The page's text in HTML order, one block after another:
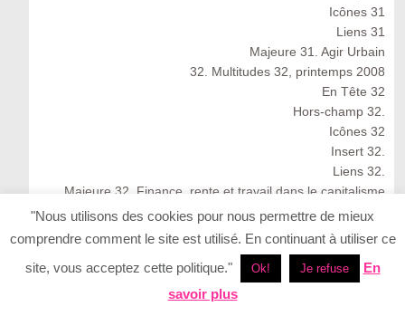
Icônes 31
Liens 31
Majeure 31. Agir Urbain
32. Multitudes 32, printemps 2008
En Tête 32
Hors-champ 32.
Icônes 32
Insert 32.
Liens 32.
Majeure 32. Finance, rente et travail dans le capitalisme
cognitif
Multitudes 32 : Spring 2008
33. Multitudes 33 : Summer 2008
"Nous utilisons des cookies pour nous permettre de mieux
comprendre comment le site est utilisé. En continuant à utiliser ce
site, vous acceptez cette politique."
Ok! Je refuse
En
savoir plus